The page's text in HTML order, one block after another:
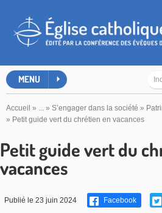
MENU
Accueil » ... » S’engager dans la société »
» Petit guide vert du chrétien en vacances
Petit guide vert du
vacances
Publié le 23 juin 2024 Facebook